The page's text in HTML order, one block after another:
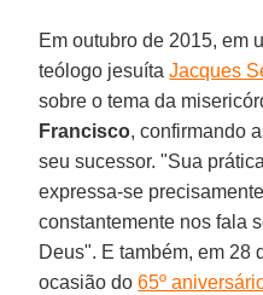
Em outubro de 2015, em
teólogo jesuítaJacques
sobre o tema da
Francisco, confirmando
seu sucessor. "Sua
expressa-se
constantemente nos fala
Deus". E também, em 28
ocasião do65º